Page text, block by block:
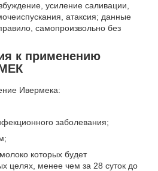
усиление саливации,
атаксия; данные
самопроизвольно без
к применению
Ивермека:
заболевания;
которых будет
целях, менее чем за 28 суток до